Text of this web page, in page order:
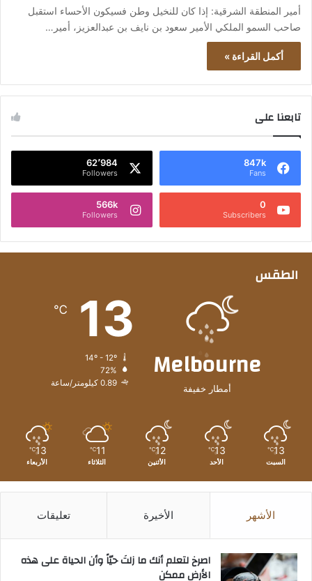
أمير المنطقة الشرقية: إذا كان للنخيل وطن فسيكون الأحساء استقبل
صاحب السمو الملكي الأمير سعود بن نايف بن عبدالعزيز، أمير…
أكمل القراءة »
تابعنا على
847k
Fans
62٬984
Followers
0
Subscribers
566k
Followers
الطقس
Melbourne
أمطار خفيفة
13
℃
72%
0.89 كيلومتر/ساعة
13
℃
السبت
13
℃
الأحد
12
℃
الأثنين
11
℃
الثلاثاء
13
℃
الأربعاء
الأشهر الأخيرة تعليقات
‫اصرخ لتعلم أنك ما زلتَ حيّاً وأن الحياة على هذه
الأرض ممكن